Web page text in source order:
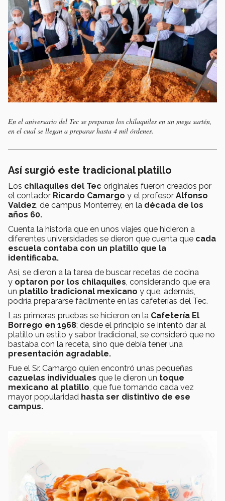
En el aniversario del Tec se preparan los chilaquiles en un mega sartén,
en el cual se llegan a preparar hasta 4 mil órdenes.
Así surgió este tradicional platillo
Los chilaquiles del Tec originales fueron creados por
el contador Ricardo Camargo y el profesor Alfonso
Valdez, de campus Monterrey, en la década de los
años 60.
Cuenta la historia que en unos viajes que hicieron a
diferentes universidades se dieron que cuenta que cada
escuela contaba con un platillo que la
identificaba.
Así, se dieron a la tarea de buscar recetas de cocina
y optaron por los chilaquiles, considerando que era
un platillo tradicional mexicano y que, además,
podría prepararse fácilmente en las cafeterías del Tec.
Las primeras pruebas se hicieron en la Cafetería El
Borrego en 1968; desde el principio se intentó dar al
platillo un estilo y sabor tradicional, se consideró que no
bastaba con la receta, sino que debía tener una
presentación agradable.
Fue el Sr. Camargo quien encontró unas pequeñas
cazuelas individuales que le dieron un toque
mexicano al platillo, que fue tomando cada vez
mayor popularidad hasta ser distintivo de ese
campus.